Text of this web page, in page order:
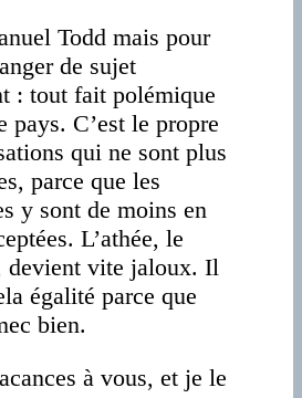
Todd mais pour
de sujet
: tout fait polémique
pays. C’est le propre
qui ne sont plus
parce que les
y sont de moins en
L’athée, le
devient vite jaloux. Il
égalité parce que
bien.
à vous, et je le